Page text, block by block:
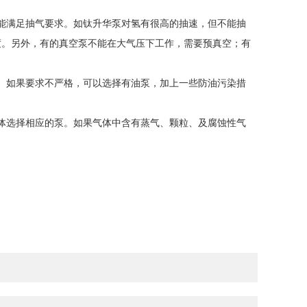
足抽气要求。如钛升华泵对氢有很高的抽速，但不能抽
另外，有的真空泵不能在大气压下工作，需要预真空；有
果要求不严格，可以选择有油泵，加上一些防油污染措
择相应的泵。如果气体中含有蒸气、颗粒、及腐蚀性气